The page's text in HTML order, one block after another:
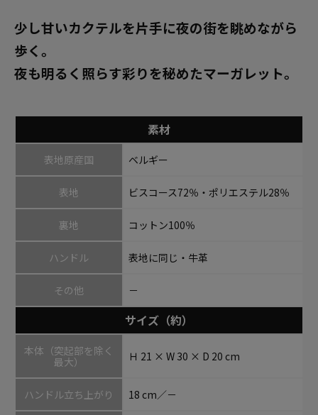
少し甘いカクテルを片手に夜の街を眺めながら
歩く。
夜も明るく照らす彩りを秘めたマーガレット。
素材
表地原産国 ベルギー
表地 ビスコース72％・ポリエステル28％
裏地 コットン100％
ハンドル 表地に同じ・牛革
その他 －
サイズ（約）
本体（突起部を除く
最大）
Ｈ 21 × W 30 × D 20 cm
ハンドル立ち上がり 18 cm／－